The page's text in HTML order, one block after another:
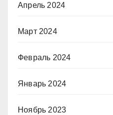
Апрель 2024
Март 2024
Февраль 2024
Январь 2024
Ноябрь 2023